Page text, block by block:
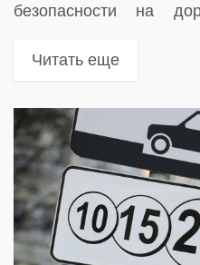
безопасности на
камер на особенно
Читать еще